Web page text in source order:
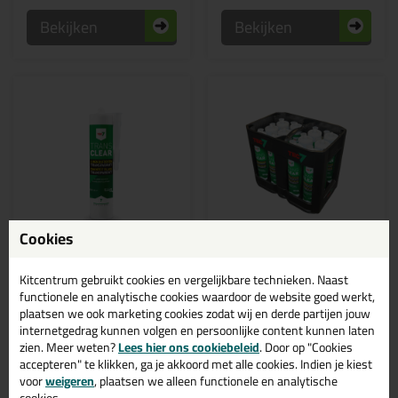
Bekijken Bekijken
Tec7 Trans 310ml
Transparante lijm en
afdichtkit!
✔ Duurzame keuze
10,99 (1)
Tec7 Kratje Trans Clear
lijmkit
Gevuld met Tec7 Trans | Dé
kristalheldere lijmkit!
109,99
Cookies
Kitcentrum gebruikt cookies en vergelijkbare technieken. Naast
functionele en analytische cookies waardoor de website goed werkt,
plaatsen we ook marketing cookies zodat wij en derde partijen jouw
internetgedrag kunnen volgen en persoonlijke content kunnen laten
zien. Meer weten?Lees hier ons cookiebeleid. Door op "Cookies
accepteren" te klikken, ga je akkoord met alle cookies. Indien je kiest
voorweigeren, plaatsen we alleen functionele en analytische